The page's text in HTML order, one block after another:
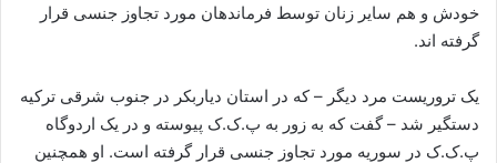
خودش و هم سایر زنان توسط فرماندهان مورد تجاوز جنسی قرار
گرفته اند.
یک تروریست مرد دیگر – که در استان دیاربکر در جنوب شرقی ترکیه
دستگیر شد – گفت که به زور به پ.ک.ک پیوسته و در یک اردوگاه
پ.ک.ک در سوریه مورد تجاوز جنسی قرار گرفته است. او همچنین